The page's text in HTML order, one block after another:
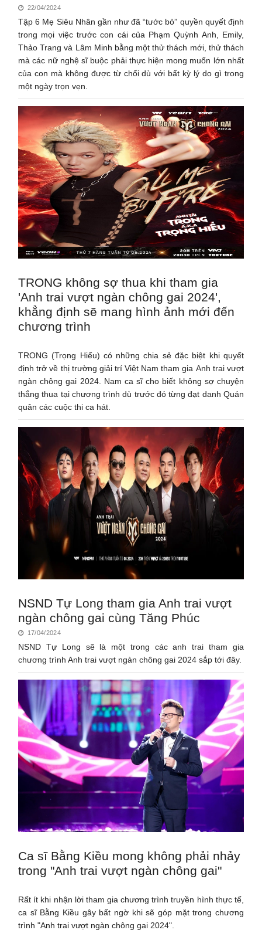
22/04/2024
Tập 6 Mẹ Siêu Nhân gần như đã “tước bỏ” quyền quyết định
trong mọi việc trước con cái của Phạm Quỳnh Anh, Emily,
Thảo Trang và Lâm Minh bằng một thử thách mới, thử thách
mà các nữ nghệ sĩ buộc phải thực hiện mong muốn lớn nhất
của con mà không được từ chối dù với bất kỳ lý do gì trong
một ngày trọn vẹn.
TRONG không sợ thua khi tham gia
'Anh trai vượt ngàn chông gai 2024',
khẳng định sẽ mang hình ảnh mới đến
chương trình
TRONG (Trọng Hiếu) có những chia sẻ đặc biệt khi quyết
định trở về thị trường giải trí Việt Nam tham gia Anh trai vượt
ngàn chông gai 2024. Nam ca sĩ cho biết không sợ chuyện
thắng thua tại chương trình dù trước đó từng đạt danh Quán
quân các cuộc thi ca hát.
NSND Tự Long tham gia Anh trai vượt
ngàn chông gai cùng Tăng Phúc
17/04/2024
NSND Tự Long sẽ là một trong các anh trai tham gia
chương trình Anh trai vượt ngàn chông gai 2024 sắp tới đây.
Ca sĩ Bằng Kiều mong không phải nhảy
trong "Anh trai vượt ngàn chông gai"
Rất ít khi nhận lời tham gia chương trình truyền hình thực tế,
ca sĩ Bằng Kiều gây bất ngờ khi sẽ góp mặt trong chương
trình "Anh trai vượt ngàn chông gai 2024".